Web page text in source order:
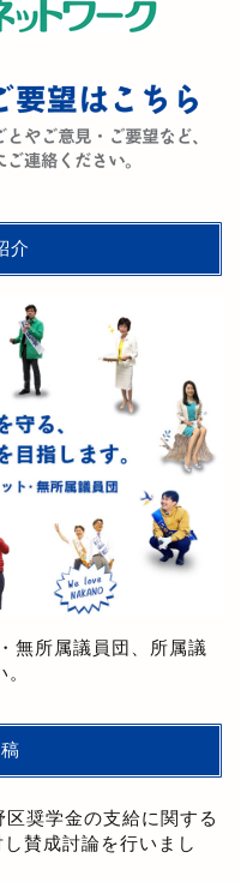
介
無所属議員団、所属議
区奨学金の支給に関する
賛成討論を行いまし